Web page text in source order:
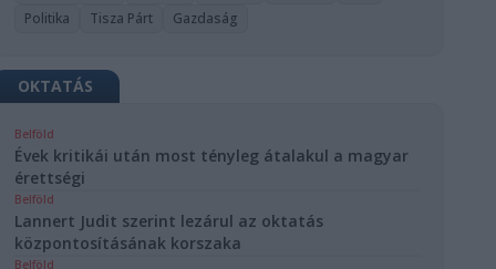
Politika
Tisza Párt Gazdaság
OKTATÁS
Belföld
Évek kritikái után most tényleg átalakul a magyar
érettségi
Belföld
Lannert Judit szerint lezárul az oktatás
központosításának korszaka
Belföld